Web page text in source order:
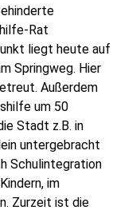
Rat
liegt heute auf
Springweg. Hier
Außerdem
um 50
Stadt z.B. in
untergebracht
Schulintegration
im
Zurzeit ist die